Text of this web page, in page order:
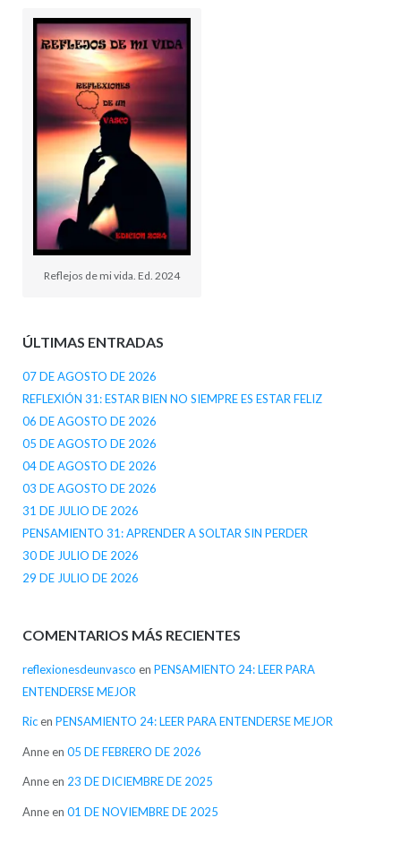
Reflejos de mi vida. Ed. 2024
ÚLTIMAS ENTRADAS
07 DE AGOSTO DE 2026
REFLEXIÓN 31: ESTAR BIEN NO SIEMPRE ES ESTAR FELIZ
06 DE AGOSTO DE 2026
05 DE AGOSTO DE 2026
04 DE AGOSTO DE 2026
03 DE AGOSTO DE 2026
31 DE JULIO DE 2026
PENSAMIENTO 31: APRENDER A SOLTAR SIN PERDER
30 DE JULIO DE 2026
29 DE JULIO DE 2026
COMENTARIOS MÁS RECIENTES
reflexionesdeunvasco en PENSAMIENTO 24: LEER PARA
ENTENDERSE MEJOR
Ricen PENSAMIENTO 24: LEER PARA ENTENDERSE MEJOR
Anneen 05 DE FEBRERO DE 2026
Anneen 23 DE DICIEMBRE DE 2025
Anneen 01 DE NOVIEMBRE DE 2025